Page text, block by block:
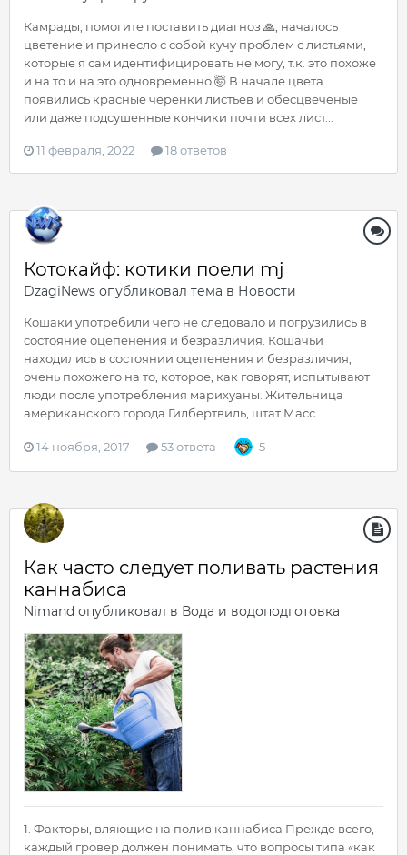
Камрады, помогите поставить диагноз 🙏, началось
цветение и принесло с собой кучу проблем с листьями,
которые я сам идентифицировать не могу, т.к. это похоже
и на то и на это одновременно 🤯 В начале цвета
появились красные черенки листьев и обесцвеченые
или даже подсушенные кончики почти всех лист...
11 февраля, 2022 18 ответов
Котокайф: котики поели mj
DzagiNews опубликовал тема в Новости
Кошаки употребили чего не следовало и погрузились в
состояние оцепенения и безразличия. Кошачьи
находились в состоянии оцепенения и безразличия,
очень похожего на то, которое, как говорят, испытывают
люди после употребления марихуаны. Жительница
американского города Гилбертвиль, штат Масс...
14 ноября, 2017 53 ответа 5
Как часто следует поливать растения
каннабиса
Nimand опубликовал в Вода и водоподготовка
1. Факторы, вляющие на полив каннабиса Прежде всего,
каждый гровер должен понимать, что вопросы типа «как